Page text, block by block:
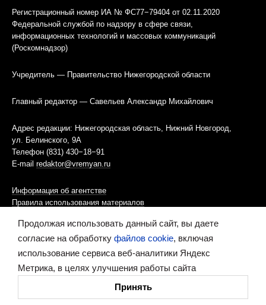
Регистрационный номер ИА № ФС77−79404 от 02.11.2020
Федеральной службой по надзору в сфере связи,
информационных технологий и массовых коммуникаций
(Роскомнадзор)
Учредитель — Правительство Нижегородской области
Главный редактор — Савельев Александр Михайлович
Адрес редакции: Нижегородская область, Нижний Новгород,
ул. Белинского, 9А
Телефон (831) 430−18−91
E-mail redaktor@vremyan.ru
Информация об агентстве
Правила использования материалов
Информационная политика использования «cookies»-файлов
Ресурс содержит материалы 16+
Продолжая использовать данный сайт, вы даете
согласие на обработку файлов cookie, включая
использование сервиса веб-аналитики Яндекс
Метрика, в целях улучшения работы сайта
Принять